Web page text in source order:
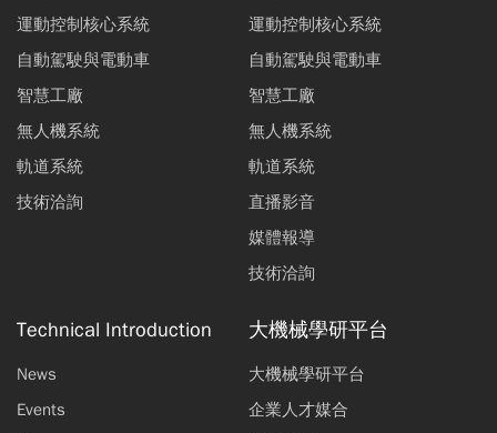
差速器技術發展與應用
呂宥勳
張詠棋 鍾允睿
離心壓縮機轉子動力分析
楊竣翔
2019全球馬達節能推動現況與趨勢
吳江龍 詹瑞麟
運動控制核心系統
自動駕駛與電動車
智慧工廠
無人機系統
軌道系統
技術洽詢
運動控制核心系統
自動駕駛與電動車
智慧工廠
無人機系統
軌道系統
直播影音
媒體報導
技術洽詢
Technical Introduction
News
Events
大機械學研平台
大機械學研平台
企業人才媒合